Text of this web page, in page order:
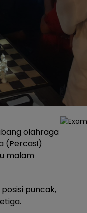
olahraga
(Percasi)
malam
puncak,